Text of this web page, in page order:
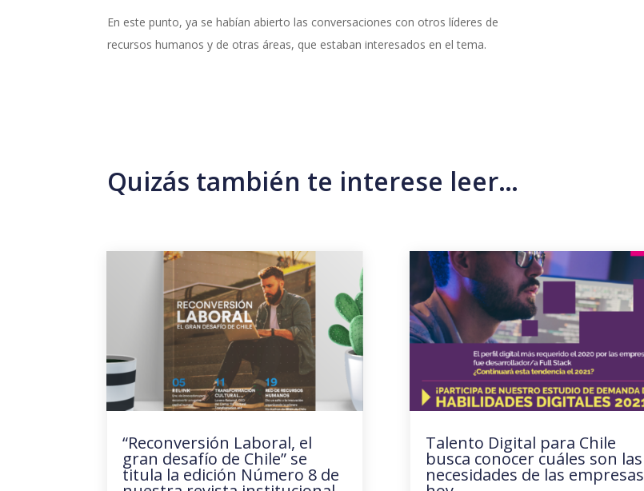
En este punto, ya se habían abierto las conversaciones con otros líderes de
recursos humanos y de otras áreas, que estaban interesados en el tema.
Quizás también te interese leer…
“Reconversión Laboral, el
gran desafío de Chile” se
titula la edición Número 8 de
Talento Digital para Chile
busca conocer cuáles son las
necesidades de las empresas